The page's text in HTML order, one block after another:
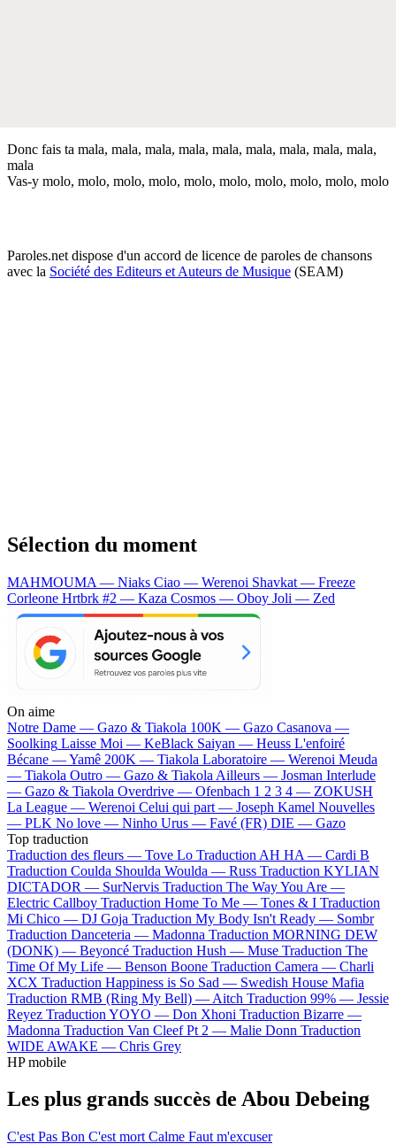
Donc fais ta mala, mala, mala, mala, mala, mala, mala, mala, mala,
mala
Vas-y molo, molo, molo, molo, molo, molo, molo, molo, molo, molo
Paroles.net dispose d'un accord de licence de paroles de chansons
avec la Société des Editeurs et Auteurs de Musique (SEAM)
Sélection du moment
MAHMOUMA — Niaks Ciao — Werenoi Shavkat — Freeze
Corleone Hrtbrk #2 — Kaza Cosmos — Oboy Joli — Zed
On aime
Notre Dame — Gazo & Tiakola 100K — Gazo Casanova —
Soolking Laisse Moi — KeBlack Saiyan — Heuss L'enfoiré
Bécane —Yamê 200K — Tiakola Laboratoire — Werenoi Meuda
— Tiakola Outro — Gazo & Tiakola Ailleurs — Josman Interlude
— Gazo & Tiakola Overdrive — Ofenbach 1 2 3 4 — ZOKUSH
La League — Werenoi Celui qui part — Joseph Kamel Nouvelles
— PLK No love — Ninho Urus — Favé (FR) DIE — Gazo
Top traduction
Traduction des fleurs — Tove Lo Traduction AH HA — Cardi B
Traduction Coulda Shoulda Woulda — Russ Traduction KYLIAN
DICTADOR — SurNervis Traduction The Way You Are —
Electric Callboy Traduction Home To Me — Tones & I Traduction
Mi Chico — DJ Goja Traduction My Body Isn't Ready — Sombr
Traduction Danceteria — Madonna Traduction MORNING DEW
(DONK) — Beyoncé Traduction Hush — Muse Traduction The
Time Of My Life — Benson Boone Traduction Camera — Charli
XCX Traduction Happiness is So Sad — Swedish House Mafia
Traduction RMB (Ring My Bell) — Aitch Traduction 99% — Jessie
Reyez Traduction YOYO — Don Xhoni Traduction Bizarre —
Madonna Traduction Van Cleef Pt 2 — Malie Donn Traduction
WIDE AWAKE — Chris Grey
HP mobile
Les plus grands succès de Abou Debeing
C'est Pas Bon C'est mort Calme Faut m'excuser